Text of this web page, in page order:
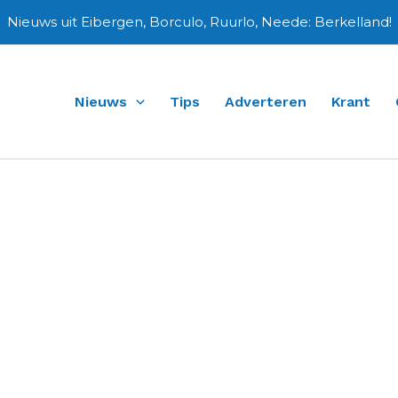
Nieuws uit Eibergen, Borculo, Ruurlo, Neede: Berkelland!
Nieuws Tips Adverteren Krant